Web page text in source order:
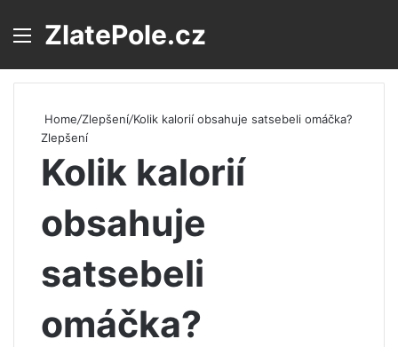
Menu
ZlatePole.cz
Home/Zlepšení/Kolik kalorií obsahuje satsebeli omáčka?
Zlepšení
Kolik kalorií
obsahuje
satsebeli
omáčka?